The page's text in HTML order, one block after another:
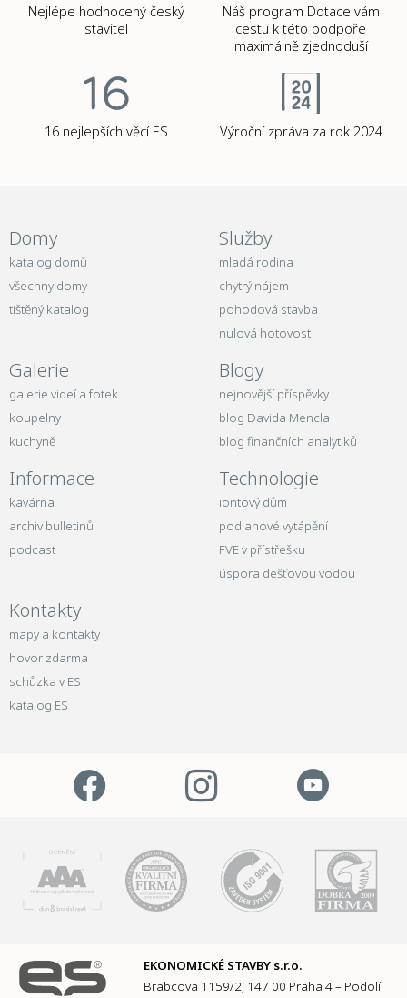
Nejlépe hodnocený český
stavitel
Náš program Dotace vám
cestu k této podpoře
maximálně zjednoduší
16 nejlepších věcí ES Výroční zpráva za rok 2024
Domy
katalog domů
všechny domy
tištěný katalog
Služby
mladá rodina
chytrý nájem
pohodová stavba
nulová hotovost
Galerie
galerie videí a fotek
koupelny
kuchyně
Blogy
nejnovější příspěvky
blog Davida Mencla
blog finančních analytiků
Informace
kavárna
archiv bulletinů
podcast
Technologie
iontový dům
podlahové vytápění
FVE v přístřešku
úspora dešťovou vodou
Kontakty
mapy a kontakty
hovor zdarma
schůzka v ES
katalog ES
EKONOMICKÉ STAVBY s.r.o.
Brabcova 1159/2, 147 00 Praha 4 – Podolí